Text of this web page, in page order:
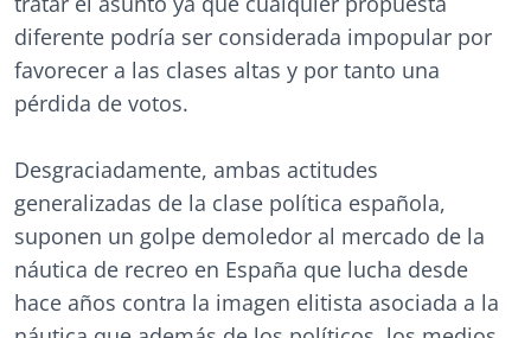
diferente podría ser considerada impopular por
favorecer a las clases altas y por tanto una
pérdida de votos.
Desgraciadamente, ambas actitudes
generalizadas de la clase política española,
suponen un golpe demoledor al mercado de la
náutica de recreo en España que lucha desde
hace años contra la imagen elitista asociada a la